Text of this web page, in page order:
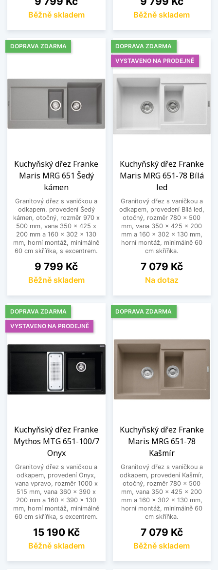
Běžně skladem Běžně skladem
Kuchyňský dřez Franke
Maris MRG 651 Šedý
kámen
Granitový dřez s vaničkou a
odkapem, provedení Šedý
kámen, otočný, rozměr 970 x
500 mm, vana 350 x 425 x
200 mm a 160 x 302 x 130
mm, horní montáž, minimálně
60 cm skříňka, s excentrem.
Cena
9 799 Kč
Běžně skladem
DOPRAVA ZDARMA
Kuchyňský dřez Franke
Maris MRG 651-78 Bílá
led
Granitový dřez s vaničkou a
odkapem, provedení Bílá led,
otočný, rozměr 780 x 500
mm, vana 350 x 425 x 200
mm a 160 x 302 x 130 mm,
horní montáž, minimálně 60
cm skříňka.
Cena
7 079 Kč
Na dotaz
DOPRAVA ZDARMA
VYSTAVENO NA PRODEJNĚ
Kuchyňský dřez Franke
Mythos MTG 651-100/7
Onyx
Granitový dřez s vaničkou a
odkapem, provedení Onyx,
vana vpravo, rozměr 1000 x
515 mm, vana 360 x 390 x
200 mm a 160 x 390 x 130
mm, horní montáž, minimálně
60 cm skříňka, s excentrem.
Cena
15 190 Kč
Běžně skladem
DOPRAVA ZDARMA
VYSTAVENO NA PRODEJNĚ
Kuchyňský dřez Franke
Maris MRG 651-78
Kašmír
Granitový dřez s vaničkou a
odkapem, provedení Kašmír,
otočný, rozměr 780 x 500
mm, vana 350 x 425 x 200
mm a 160 x 302 x 130 mm,
horní montáž, minimálně 60
cm skříňka.
Cena
7 079 Kč
Běžně skladem
DOPRAVA ZDARMA